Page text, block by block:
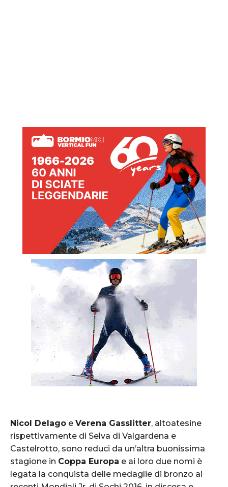
Nicol Delago e Verena Gasslitter, altoatesine
rispettivamente di Selva di Valgardena e
Castelrotto, sono reduci da un’altra buonissima
stagione in Coppa Europa e ai loro due nomi è
legata la conquista delle medaglie di bronzo ai